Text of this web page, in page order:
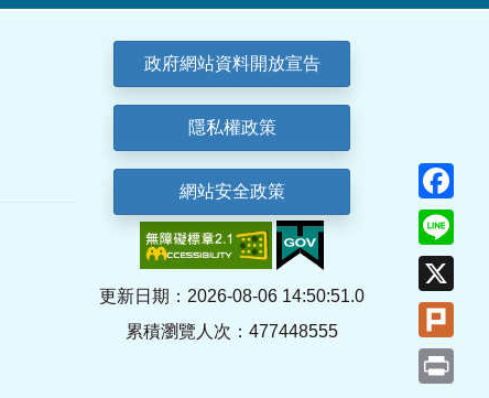
政府網站資料開放宣告
隱私權政策
網站安全政策
更新日期：2026-08-06 14:50:51.0
累積瀏覽人次：477448555